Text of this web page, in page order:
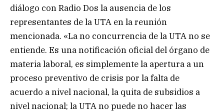
diálogo con Radio Dos la ausencia de los
representantes de la UTA en la reunión
mencionada. «La no concurrencia de la UTA no se
entiende. Es una notificación oficial del órgano de
materia laboral, es simplemente la apertura a un
proceso preventivo de crisis por la falta de
acuerdo a nivel nacional, la quita de subsidios a
nivel nacional; la UTA no puede no hacer las